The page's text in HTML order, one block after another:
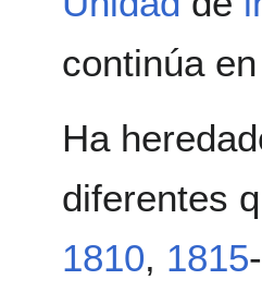
continúa
Ha
diferentes
1810, 1815-